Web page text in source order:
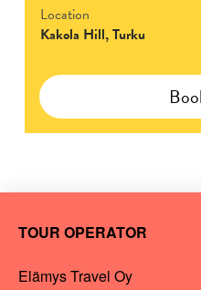
Location
Kakola Hill, Turku
TOUR OPERATOR
Elämys Travel Oy